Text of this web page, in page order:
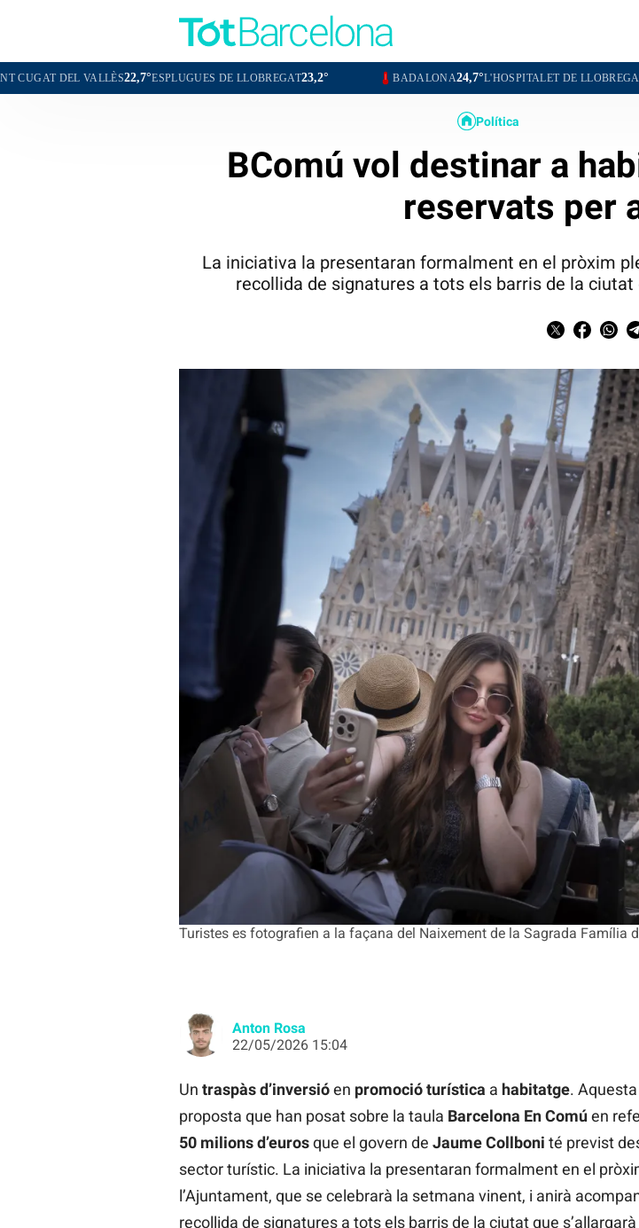
22,7°ESPLUGUES DE LLOBREGAT23,2° BADALONA L'HOSPITALET DE LLOBREGAT25,0°SANTA
Turistes es fotografien a la façana del Naixement de la Sagrada Família
Política
BComú vol destinar a
reservats per
La iniciativa la presentaran formalment en el pròxim
recollida de signatures a tots els barris de la
Anton Rosa
22/05/2026 15:04
Un traspàs d’inversióen promoció turística a habitatge.
proposta que han posat sobre la taula Barcelona En Comúen
50 milions d’eurosque el govern de Jaume Collboni té previst
sector turístic. La iniciativa la presentaran formalment en el
l’Ajuntament, que se celebrarà la setmana vinent, i anirà
recollida de signatures a tots els barris de la ciutat que